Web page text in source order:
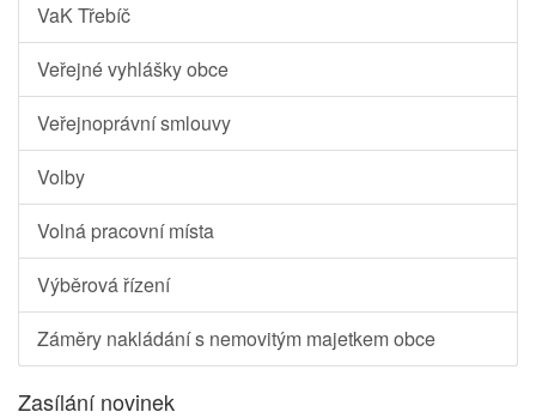
VaK Třebíč
Veřejné vyhlášky obce
Veřejnoprávní smlouvy
Volby
Volná pracovní místa
Výběrová řízení
Záměry nakládání s nemovitým majetkem obce
Zasílání novinek